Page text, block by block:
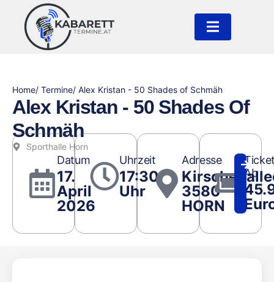
Home/ Termine/ Alex Kristan - 50 Shades of Schmäh
Alex Kristan - 50 Shades Of
Schmäh
Sporthalle Horn
Datum
17.
April
2026
Uhrzeit
17:30
Uhr
Adresse
3580
HORN
Ab